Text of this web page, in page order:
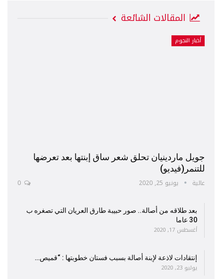
المقالات الشائعة
أخبار النجوم
جويل ماردينيان تحلق شعر ساق إبنتها بعد تعرضها
للتنمر(فيديو)
عالية يونيو 25, 2020
بعد طلاقه من أصالة.. صور حبيبة طارق العريان التي تصغره ب
30 عاما
أغسطس 17, 2020
إنتقادات لاذعة لإبنة أصالة بسبب فستان خطوبتها : “قميص…
يوليو 23, 2020